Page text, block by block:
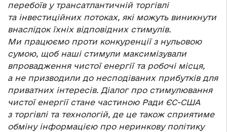
перебоїв у трансатлантичній торгівлі
та інвестиційних потоках, які можуть виникнути
внаслідок їхніх відповідних стимулів.
Ми працюємо проти конкуренції з нульовою
сумою, щоб наші стимули максимізували
впровадження чистої енергії та робочі місця,
а не призводили до несподіваних прибутків для
приватних інтересів. Діалог про стимулювання
чистої енергії стане частиною Ради ЄС-США
з торгівлі та технологій, де це також сприятиме
обміну інформацією про неринкову політику